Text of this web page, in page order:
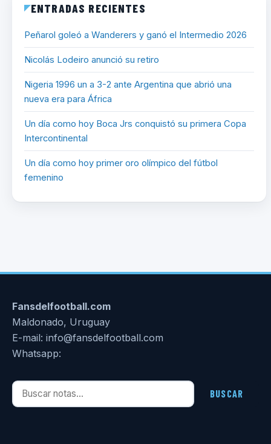
ENTRADAS RECIENTES
Peñarol goleó a Wanderers y ganó el Intermedio 2026
Nicolás Lodeiro anunció su retiro
Nigeria 1996 un a 3-2 ante Argentina que abrió una
nueva era para África
Un día como hoy Boca Jrs conquistó su primera Copa
Intercontinental
Un día como hoy primer oro olímpico del fútbol
femenino
Fansdelfootball.com
Maldonado, Uruguay
E-mail: info@fansdelfootball.com
Whatsapp:
Buscar notas BUSCAR